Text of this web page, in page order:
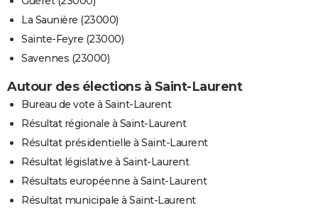
La Saunière (23000)
Sainte-Feyre (23000)
Savennes (23000)
Autour des élections à Saint-Laurent
Bureau de vote à Saint-Laurent
Résultat régionale à Saint-Laurent
Résultat présidentielle à Saint-Laurent
Résultat législative à Saint-Laurent
Résultats européenne à Saint-Laurent
Résultat municipale à Saint-Laurent